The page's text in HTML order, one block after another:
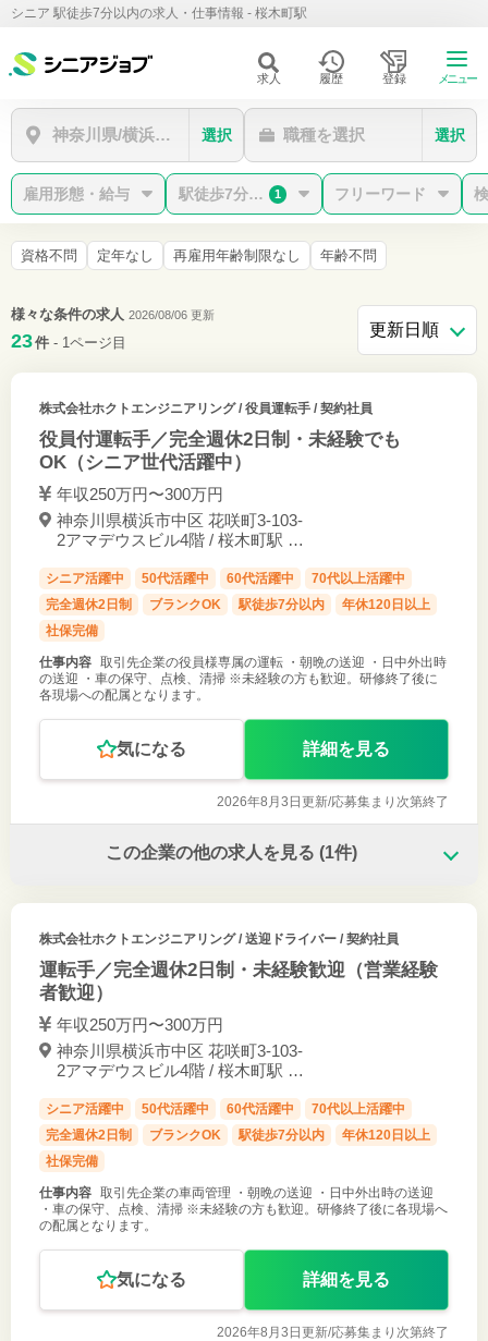
シニア 駅徒歩7分以内の求人・仕事情報 - 桜木町駅
求人 履歴 登録 メニュー
神奈川県/横浜市中区/桜木町駅
選択 職種を選択 選択
雇用形態・給与 駅徒歩7分以内1 フリーワード
資格不問 定年なし 再雇用年齢制限なし 年齢不問
様々な条件の求人 2026/08/06 更新
23件 - 1ページ目
株式会社ホクトエンジニアリング/ 役員運転手 / 契約社員
役員付運転手／完全週休2日制・未経験でも
OK（シニア世代活躍中）
年収250万円〜300万円
神奈川県横浜市中区 花咲町3-103-
2アマデウスビル4階 / 桜木町駅 徒
シニア活躍中 50代活躍中 60代活躍中
70代以上活躍中
完全週休2日制
ブランクOK 駅徒歩7分以内
年休120日以上
社保完備
仕事内容 取引先企業の役員様専属の運転 ・朝晩の送迎 ・日中外出時
の送迎 ・車の保守、点検、清掃 ※未経験の方も歓迎。研修終了後に
各現場への配属となります。
気になる 詳細を見る
2026年8月3日更新/応募集まり次第終了
この企業の他の求人を見る (1件)
株式会社ホクトエンジニアリング/ 送迎ドライバー / 契約社員
運転手／完全週休2日制・未経験歓迎（営業経験
者歓迎）
年収250万円〜300万円
神奈川県横浜市中区 花咲町3-103-
2アマデウスビル4階 / 桜木町駅 徒
シニア活躍中 50代活躍中 60代活躍中
70代以上活躍中
完全週休2日制
ブランクOK 駅徒歩7分以内
年休120日以上
社保完備
仕事内容 取引先企業の車両管理 ・朝晩の送迎 ・日中外出時の送迎
・車の保守、点検、清掃 ※未経験の方も歓迎。研修終了後に各現場へ
の配属となります。
気になる 詳細を見る
2026年8月3日更新/応募集まり次第終了